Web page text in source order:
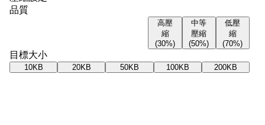
品質
高壓
縮
(30%)
中等
壓縮
(50%)
低壓
縮
(70%)
目標大小
10KB 20KB 50KB 100KB 200KB